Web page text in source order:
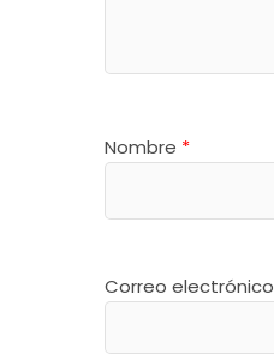
Nombre *
Correo electrónico